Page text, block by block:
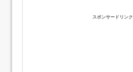
スポンサードリンク